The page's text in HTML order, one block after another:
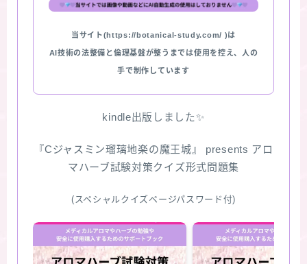
当サイト(https://botanical-study.com/ )は
AI技術の法整備と倫理基盤が整うまでは使用を控え、人の
手で制作しています
kindle出版しました✨
『Cジャスミン瑠璃地楽の魔王城』 presents アロ
マハーブ試験対策クイズ形式問題集
(スペシャルクイズページパスワード付)